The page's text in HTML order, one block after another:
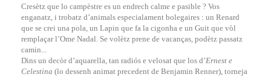
Cresètz que lo campèstre es un endrech calme e pasible ? Vos
enganatz, i trobatz d’animals especialament bolegaires : un Renard
que se crei una pola, un Lapin que fa la cigonha e un Guit que vòl
remplaçar l’Ome Nadal. Se volètz prene de vacanças, podètz passatz
camin...
Dins un decòr d’aquarella, tan radiós e velosat que los d’Ernest e
Celestina (lo dessenh animat precedent de Benjamin Renner), torneja